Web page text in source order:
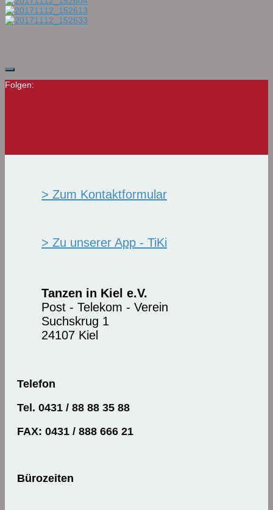
Folgen:
> Zum Kontaktformular
> Zu unserer App - TiKi
Tanzen in Kiel e.V.
Post - Telekom - Verein
Suchskrug 1
24107 Kiel
Telefon
Tel. 0431 / 88 88 35 88
FAX: 0431 / 888 666 21
Bürozeiten